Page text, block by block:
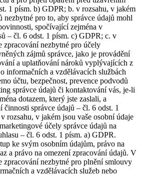
1 písm. b) GDPR; b. v rozsahu, v jakém
nezbytné pro to, aby správce údajů mohl
spočívající zejména v
– čl. 6 odst. 1 písm. c) GDPR; c. v
zpracování nezbytné pro účely
zájmů správce, jako je provádění
a uplatňování nároků vyplývajících z
informačních a vzdělávacích službách
účtu, bezpečnost, prevence podvodů
správce údajů či kontaktování vás, je-li
dotazem, který jste zaslali, a
činnosti správce údajů – čl. 6 odst. 1
rozsahu, v jakém jsou vaše osobní údaje
účely správce údajů na
– čl. 6 odst. 1 písm. a) GDPR.
ke svým osobním údajům, právo na
a právo na omezení zpracování údajů. V
zpracování nezbytné pro plnění smlouvy
a vzdělávacích služeb nebo